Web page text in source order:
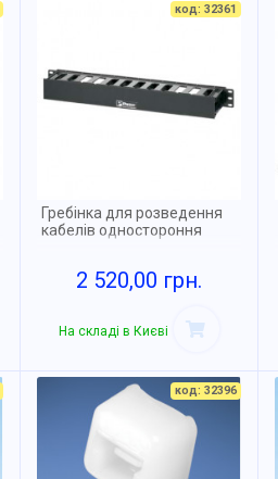
код: 32361
Гребінка для розведення
кабелів одностороння
2 520,00 грн.
На складі в Києві
код: 32396